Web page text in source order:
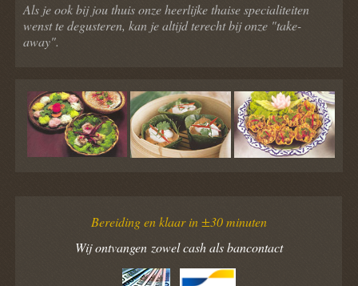
Als je ook bij jou thuis onze heerlijke thaise specialiteiten
wenst te degusteren, kan je altijd terecht bij onze "take-
away".
Bereiding en klaar in ±30 minuten
Wij ontvangen zowel cash als bancontact